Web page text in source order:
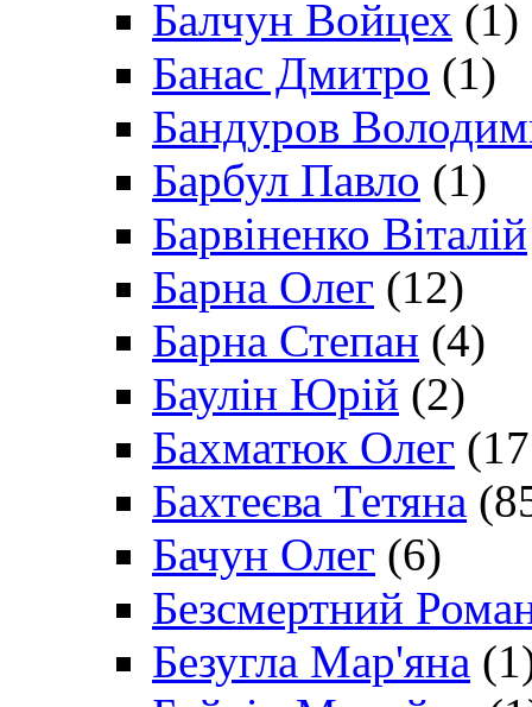
Балчун Войцех (1)
Банас Дмитро (1)
Бандуров
Барбул Павло (1)
Барвіненко Віталій
Барна Олег (12)
Барна Степан (4)
Баулін Юрій (2)
Бахматюк Олег
Бахтеєва Тетяна
Бачун Олег (6)
Безсмертний
Безугла Мар'яна